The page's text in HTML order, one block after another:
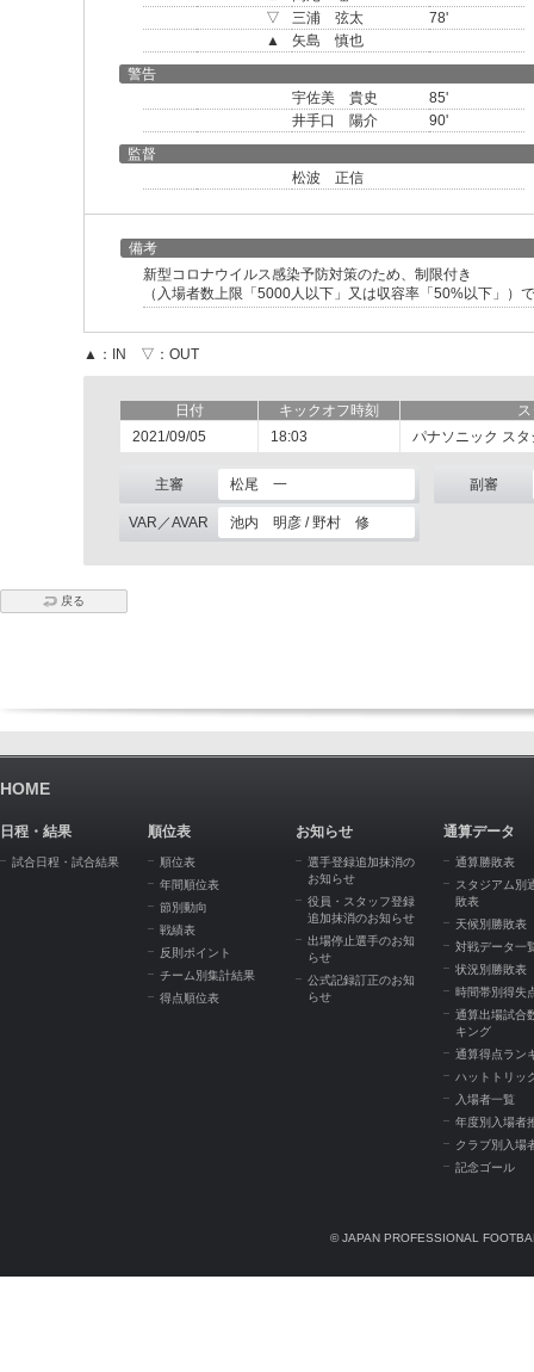
▽
三浦 弦太
78'
▲
矢島 慎也
警告
宇佐美 貴史
85'
井手口 陽介
90'
監督
松波 正信
備考
新型コロナウイルス感染予防対策のため、制限付き
（入場者数上限「5000人以下」又は収容率「50%以下」）
▲：IN ▽：OUT
日付 キックオフ時刻
2021/09/05
18:03 パナソニック ス
主審 松尾 一 副審
VAR／AVAR 池内 明彦 / 野村 修
戻る
HOME
日程・結果
試合日程・試合結果
順位表
順位表
年間順位表
節別動向
戦績表
反則ポイント
チーム別集計結果
得点順位表
お知らせ
選手登録追加抹消の
お知らせ
役員・スタッフ登録
追加抹消のお知らせ
出場停止選手のお知
らせ
公式記録訂正のお知
らせ
通算データ
通算勝敗表
スタジアム別
敗表
天候別勝敗表
対戦データ一
状況別勝敗表
時間帯別得失
通算出場試合
キング
通算得点ラン
ハットトリッ
入場者一覧
年度別入場者
クラブ別入場
記念ゴール
© JAPAN PROFESSIONAL